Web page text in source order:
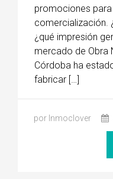
promociones
comercialización.
¿qué impresión
mercado de Obra
Córdoba ha
fabricar […]
por Inmoclover